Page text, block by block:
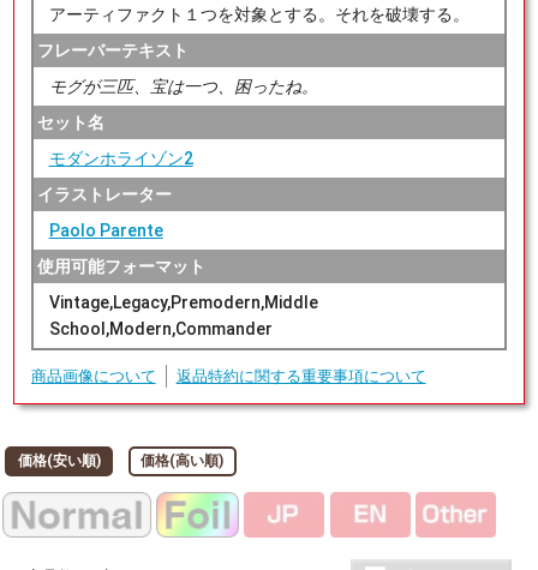
アーティファクト１つを対象とする。それを破壊する。
フレーバーテキスト
モグが三匹、宝は一つ、困ったね。
セット名
モダンホライゾン2
イラストレーター
Paolo Parente
使用可能フォーマット
Vintage,Legacy,Premodern,Middle
School,Modern,Commander
商品画像について 返品特約に関する重要事項について
価格(安い順) 価格(高い順)